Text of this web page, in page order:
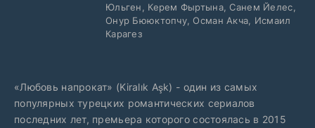
Юльген, Керем Фыртына, Санем Йелес,
Онур Бююктопчу, Осман Акча, Исмаил
Карагез
«Любовь напрокат» (Kiralık Aşk) - один из самых
популярных турецких романтических сериалов
последних лет, премьера которого состоялась в 2015